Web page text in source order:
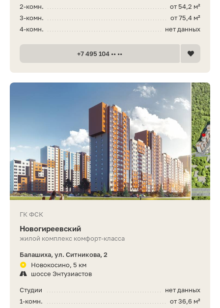
от 54,2 м²
2-комн.
от 75,4 м²
3-комн.
нет данных
4-комн.
+7 495 104 •• ••
ГК ФСК
Новогиреевский
жилой комплекс комфорт-класса
Балашиха, ул. Ситникова, 2
Новокосино, 5 км
шоссе Энтузиастов
нет данных
Студии
от 36,6 м²
1-комн.